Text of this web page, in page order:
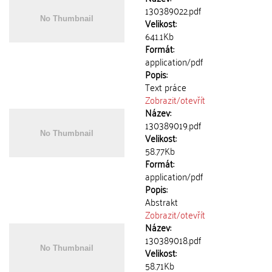
130389022.pdf
Velikost:
641.1Kb
Formát:
application/pdf
Popis:
Text práce
Zobrazit/otevřít
Název:
130389019.pdf
Velikost:
58.77Kb
Formát:
application/pdf
Popis:
Abstrakt
Zobrazit/otevřít
Název:
130389018.pdf
Velikost:
58.71Kb